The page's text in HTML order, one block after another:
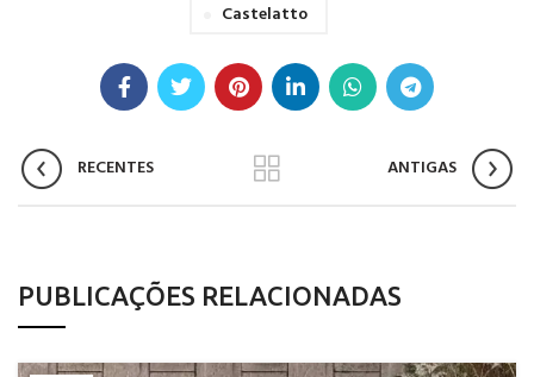
Castelatto
RECENTES ANTIGAS
PUBLICAÇÕES RELACIONADAS